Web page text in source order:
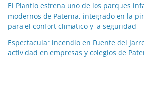
s
El Plantío estrena uno de los parques
modernos de Paterna, integrado en la
para el confort climático y la seguridad
Espectacular incendio en Fuente del
actividad en empresas y colegios de